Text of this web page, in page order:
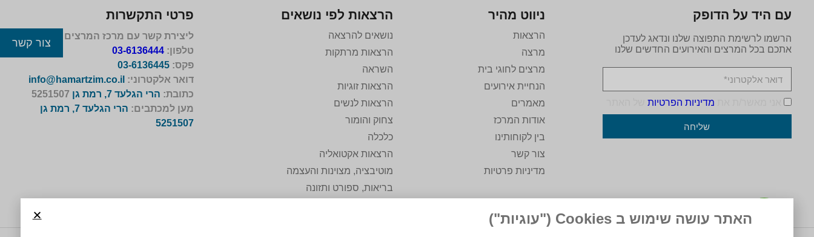
עם היד על הדופק
הרשמו לרשימת התפוצה שלנו ונדאג לעדכן
אתכם בכל המרצים והאירועים החדשים שלנו
מדיניות הפרטיותשל האתר
שליחה
ניווט מהיר
הרצאות
מרצה
מרצים לחוגי בית
הנחיית אירועים
מאמרים
אודות המרכז
בין לקוחותינו
צור קשר
מדיניות פרטיות
הרצאות לפי נושאים
נושאים להרצאה
הרצאות מרתקות
השראה
הרצאות זוגיות
הרצאות לנשים
צחוק והומור
כלכלה
הרצאות אקטואליה
מוטיבציה, מצוינות והעצמה
בריאות, ספורט ותזונה
פרטי התקשרות
ליצירת קשר עם מרכז המרצים לישראל
טלפון:03-6136444
פקס:03-6136445
דואר אלקטרוני: info@hamartzim.co.il
כתובת: הרי הגלעד 7, רמת גן
מען למכתבים:
הרי הגלעד 7, רמת גן
5251507
צור קשר
האתר עושה שימוש ב Cookies ("עוגיות")